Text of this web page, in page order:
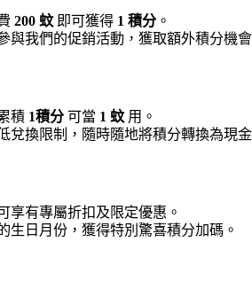
200 蚊即可獲得 1 積分。
與我們的促銷活動，獲取額外積分機
積 1積分可當 1 蚊用。
兌換限制，隨時隨地將積分轉換為現
享有專屬折扣及限定優惠。
生日月份，獲得特別驚喜積分加碼。